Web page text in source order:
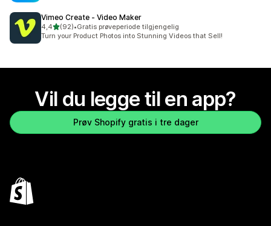
Vimeo Create ‑ Video Maker
4,4av 5 stjerner
(92)
Totalt 92 omtaler
•Gratis prøveperiode tilgjengelig
Turn your Product Photos into Stunning Videos that Sell!
Vil du legge til en app?
Prøv Shopify gratis i tre dager